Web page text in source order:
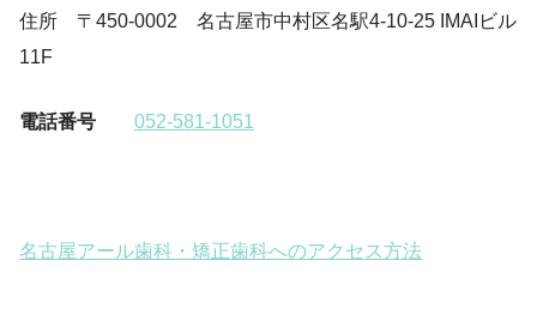
住所 〒450-0002 名古屋市中村区名駅4-10-25 IMAIビル
11F
電話番号 052-581-1051
名古屋アール歯科・矯正歯科へのアクセス方法